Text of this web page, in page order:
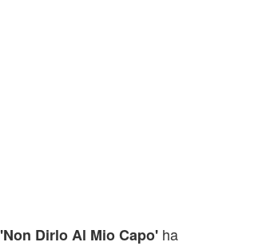
'Non Dirlo Al Mio Capo'ha